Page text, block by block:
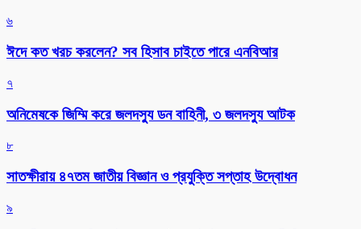
৬
ঈদে কত খরচ করলেন? সব হিসাব চাইতে পারে এনবিআর
৭
অনিমেষকে জিম্মি করে জলদস্যু ডন বাহিনী, ৩ জলদস্যু আটক
৮
সাতক্ষীরায় ৪৭তম জাতীয় বিজ্ঞান ও প্রযুক্তি সপ্তাহ উদ্বোধন
৯